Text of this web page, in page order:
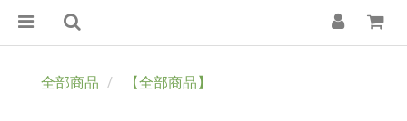
全部商品 【全部商品】